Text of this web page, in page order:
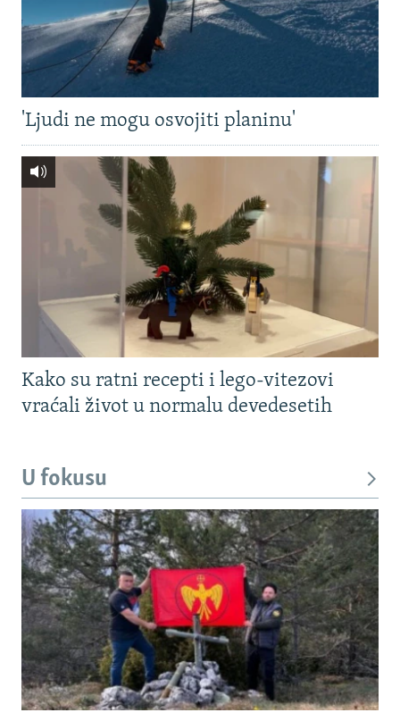
'Ljudi ne mogu osvojiti planinu'
Kako su ratni recepti i lego-vitezovi
vraćali život u normalu devedesetih
U fokusu